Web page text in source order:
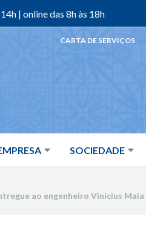
| online das 8h às 18h
SOCIEDADE
CARTA DE SERVIÇOS
ao engenheiro Vinícius